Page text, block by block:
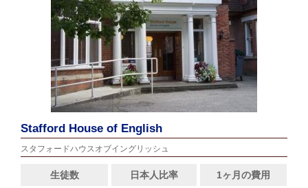
Stafford House of English
スタフォードハウスオブイングリッシュ
生徒数 日本人比率
1ヶ月の費用